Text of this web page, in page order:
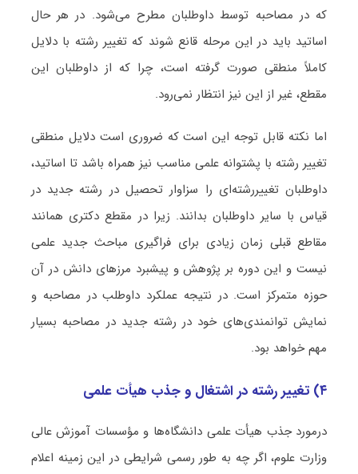
که در مصاحبه توسط داوطلبان مطرح می‌شود. در هر حال
اساتید باید در این مرحله قانع شوند که تغییر رشته با دلایل
کاملاً منطقی صورت گرفته است، چرا که از داوطلبان این
مقطع، غیر از این نیز انتظار نمی‌رود.
اما نکته قابل توجه این است که ضروری است دلایل منطقی
تغییر رشته با پشتوانه علمی مناسب نیز همراه باشد تا اساتید،
داوطلبان تغییررشته‌ای را سزاوار تحصیل در رشته جدید در
قیاس با سایر داوطلبان بدانند. زیرا در مقطع دکتری همانند
مقاطع قبلی زمان زیادی برای فراگیری مباحث جدید علمی
نیست و این دوره بر پژوهش و پیشبرد مرزهای دانش در آن
حوزه متمرکز است. در نتیجه عملکرد داوطلب در مصاحبه و
نمایش توانمندی‌های خود در رشته جدید در مصاحبه بسیار
مهم خواهد بود.
۴) تغییر رشته در اشتغال و جذب هیأت علمی
درمورد جذب هیأت علمی دانشگاه‌ها و مؤسسات آموزش عالی
وزارت علوم، اگر چه به طور رسمی شرایطی در این زمینه اعلام